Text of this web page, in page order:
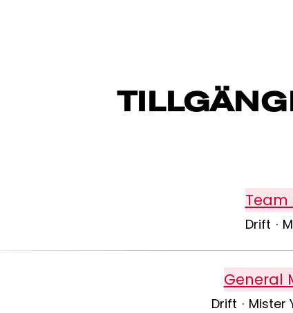
Team
Drift ·
General
Drift · Mister